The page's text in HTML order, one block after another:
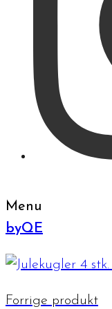
Menu
byQE
Forrige produkt